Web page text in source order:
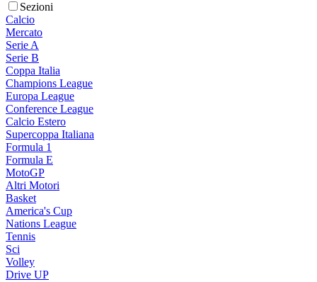
Sezioni
Calcio
Mercato
Serie A
Serie B
Coppa Italia
Champions League
Europa League
Conference League
Calcio Estero
Supercoppa Italiana
Formula 1
Formula E
MotoGP
Altri Motori
Basket
America's Cup
Nations League
Tennis
Sci
Volley
Drive UP